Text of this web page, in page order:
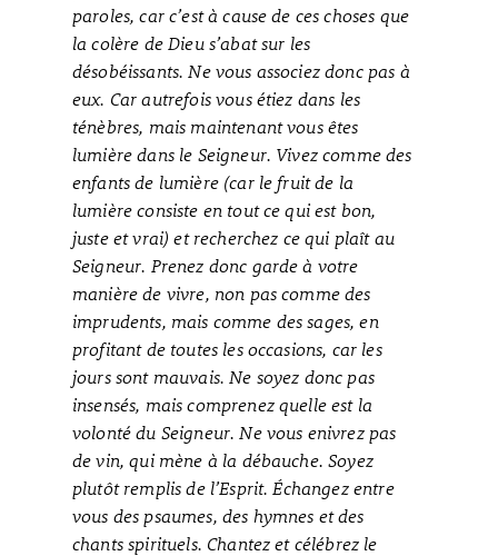
paroles, car c’est à cause de ces choses que
la colère de Dieu s’abat sur les
désobéissants. Ne vous associez donc pas à
eux. Car autrefois vous étiez dans les
ténèbres, mais maintenant vous êtes
lumière dans le Seigneur. Vivez comme des
enfants de lumière (car le fruit de la
lumière consiste en tout ce qui est bon,
juste et vrai) et recherchez ce qui plaît au
Seigneur. Prenez donc garde à votre
manière de vivre, non pas comme des
imprudents, mais comme des sages, en
profitant de toutes les occasions, car les
jours sont mauvais. Ne soyez donc pas
insensés, mais comprenez quelle est la
volonté du Seigneur. Ne vous enivrez pas
de vin, qui mène à la débauche. Soyez
plutôt remplis de l’Esprit. Échangez entre
vous des psaumes, des hymnes et des
chants spirituels. Chantez et célébrez le